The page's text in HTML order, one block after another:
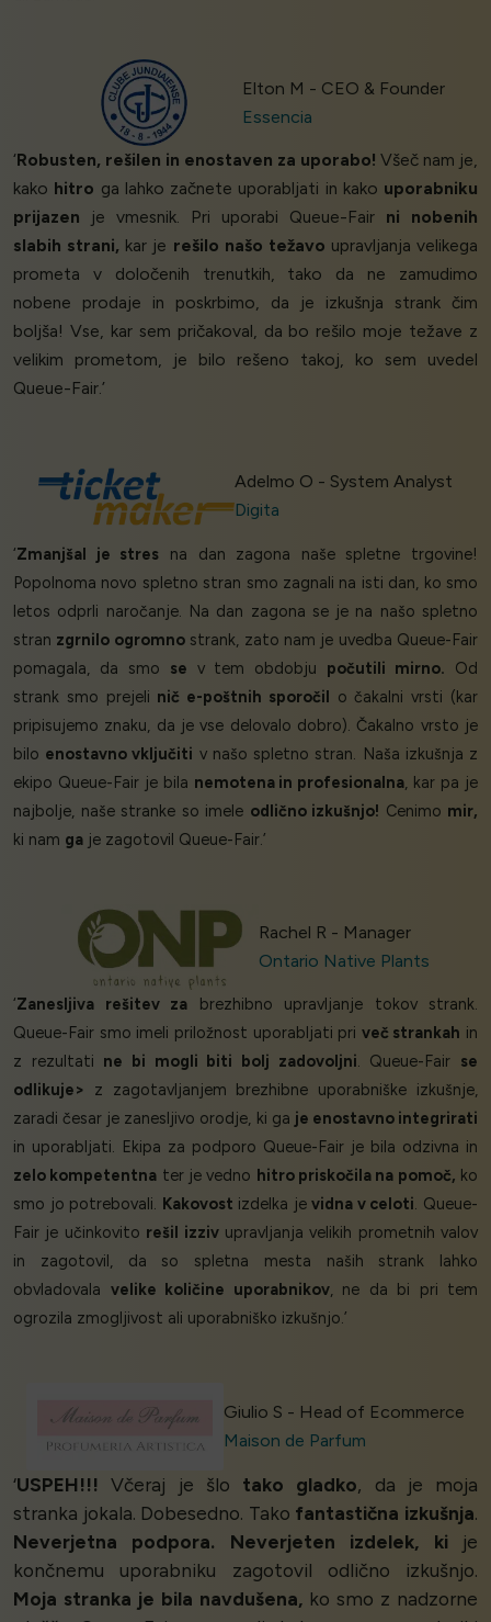
Elton M - CEO & Founder
Essencia
‘Robusten, rešilen in enostaven za uporabo! Všeč nam je,
kako hitro ga lahko začnete uporabljati in kako uporabniku
prijazen je vmesnik. Pri uporabi Queue-Fair ni nobenih
slabih strani, kar je rešilo našo težavo upravljanja velikega
prometa v določenih trenutkih, tako da ne zamudimo
nobene prodaje in poskrbimo, da je izkušnja strank čim
boljša! Vse, kar sem pričakoval, da bo rešilo moje težave z
velikim prometom, je bilo rešeno takoj, ko sem uvedel
Queue-Fair.’
Adelmo O - System Analyst
Digita
‘Zmanjšal je stres na dan zagona naše spletne trgovine!
Popolnoma novo spletno stran smo zagnali na isti dan, ko smo
letos odprli naročanje. Na dan zagona se je na našo spletno
stran zgrnilo ogromnostrank, zato nam je uvedba Queue-Fair
pomagala, da smo se v tem obdobju počutili mirno. Od
strank smo prejeli nič e-poštnih sporočil o čakalni vrsti (kar
pripisujemo znaku, da je vse delovalo dobro). Čakalno vrsto je
bilo enostavno vključiti v našo spletno stran. Naša izkušnja z
ekipo Queue-Fair je bila nemotena in profesionalna , kar pa je
najbolje, naše stranke so imele odlično izkušnjo! Cenimo mir,
ki nam ga je zagotovil Queue-Fair.’
Rachel R - Manager
Ontario Native Plants
‘Zanesljiva rešitev za brezhibno upravljanje tokov strank.
Queue-Fair smo imeli priložnost uporabljati pri več strankah in
z rezultati ne bi mogli biti bolj zadovoljni. Queue-Fair se
odlikuje> z zagotavljanjem brezhibne uporabniške izkušnje,
zaradi česar je zanesljivo orodje, ki ga je enostavno integrirati
in uporabljati. Ekipa za podporo Queue-Fair je bila odzivna in
zelo kompetentna ter je vedno hitro priskočila na pomoč, ko
smo jo potrebovali. Kakovost izdelka jevidna v celoti. Queue-
Fair je učinkovito rešil izzivupravljanja velikih prometnih valov
in zagotovil, da so spletna mesta naših strank lahko
obvladovala velike količine uporabnikov, ne da bi pri tem
ogrozila zmogljivost ali uporabniško izkušnjo.’
Giulio S - Head of Ecommerce
Maison de Parfum
‘USPEH!!! Včeraj je šlo tako gladko, da je moja
stranka jokala. Dobesedno. Tako fantastična izkušnja.
Neverjetna podpora. Neverjeten izdelek, ki je
končnemu uporabniku zagotovil odlično izkušnjo.
Moja stranka je bila navdušena, ko smo z nadzorne